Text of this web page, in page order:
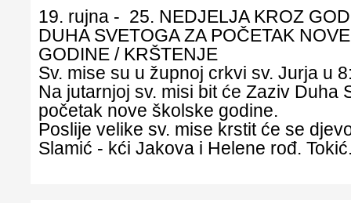
19. rujna - 25. NEDJELJA KROZ
DUHA SVETOGA ZA POČETAK
GODINE / KRŠTENJE
Sv. mise su u župnoj crkvi sv. Jurja u
Na jutarnjoj sv. misi bit će Zaziv Duha
početak nove školske godine.
Poslije velike sv. mise krstit će se
Slamić - kći Jakova i Helene rođ.